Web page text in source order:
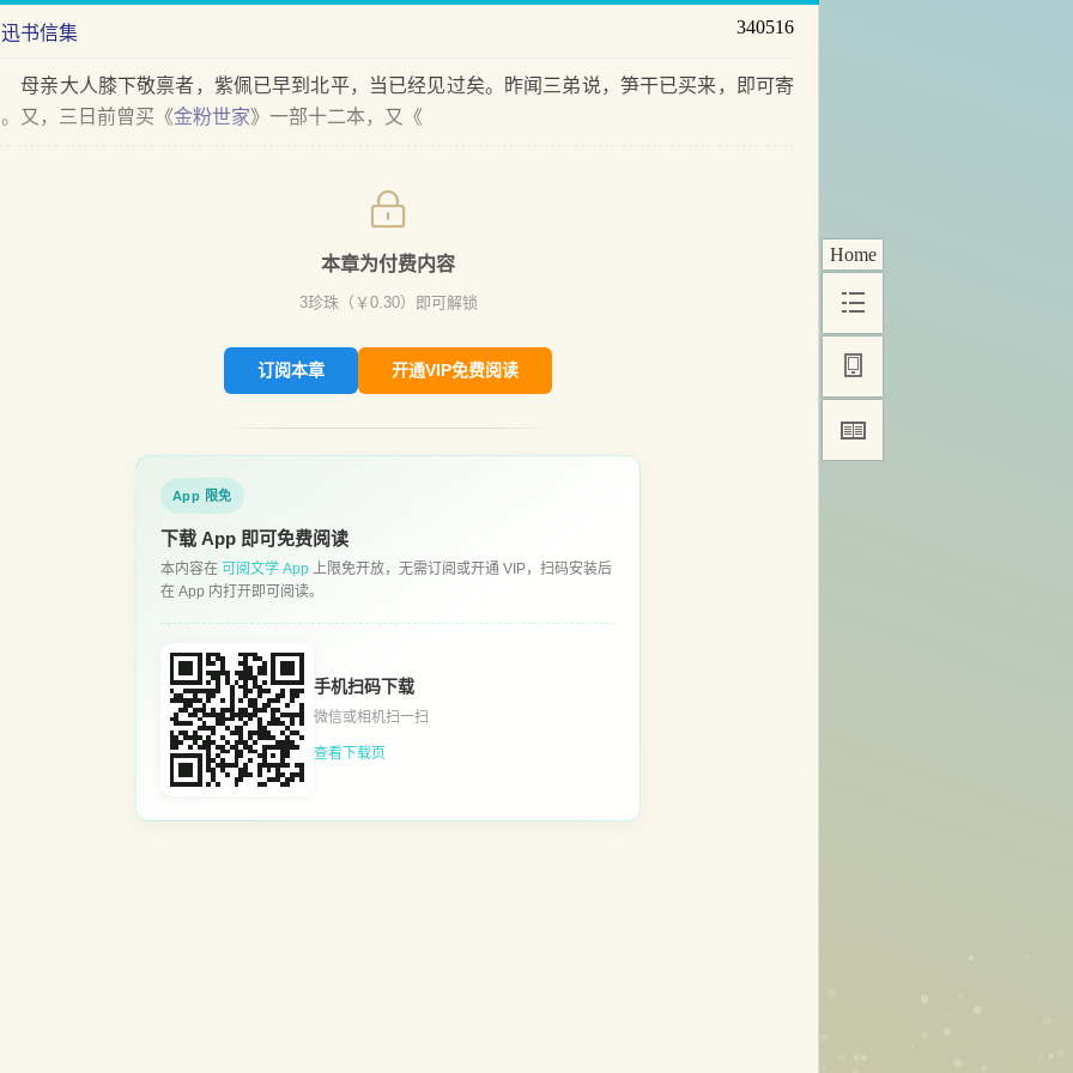
Home
书信集 340516
大人膝下敬禀者，紫佩已早到北平，当已经见过矣。昨闻三弟说，笋干已买来，即可寄
又，三日前曾买《金粉世家》一部十二本，又《
本章为付费内容
3珍珠（￥ 0.30）即可解锁
订阅本章 开通VIP免费阅读
App 限免
下载 App 即可免费阅读
本内容在 可阅文学 App 上限免开放，无需订阅或开通 VIP，扫码安装后
在 App 内打开即可阅读。
手机扫码下载
微信或相机扫一扫
查看下载页